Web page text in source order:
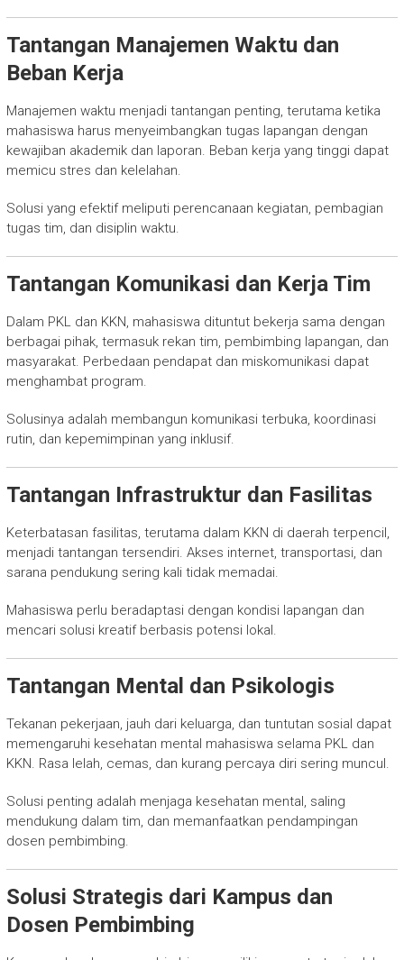
Tantangan Manajemen Waktu dan
Beban Kerja
Manajemen waktu menjadi tantangan penting, terutama ketika
mahasiswa harus menyeimbangkan tugas lapangan dengan
kewajiban akademik dan laporan. Beban kerja yang tinggi dapat
memicu stres dan kelelahan.
Solusi yang efektif meliputi perencanaan kegiatan, pembagian
tugas tim, dan disiplin waktu.
Tantangan Komunikasi dan Kerja Tim
Dalam PKL dan KKN, mahasiswa dituntut bekerja sama dengan
berbagai pihak, termasuk rekan tim, pembimbing lapangan, dan
masyarakat. Perbedaan pendapat dan miskomunikasi dapat
menghambat program.
Solusinya adalah membangun komunikasi terbuka, koordinasi
rutin, dan kepemimpinan yang inklusif.
Tantangan Infrastruktur dan Fasilitas
Keterbatasan fasilitas, terutama dalam KKN di daerah terpencil,
menjadi tantangan tersendiri. Akses internet, transportasi, dan
sarana pendukung sering kali tidak memadai.
Mahasiswa perlu beradaptasi dengan kondisi lapangan dan
mencari solusi kreatif berbasis potensi lokal.
Tantangan Mental dan Psikologis
Tekanan pekerjaan, jauh dari keluarga, dan tuntutan sosial dapat
memengaruhi kesehatan mental mahasiswa selama PKL dan
KKN. Rasa lelah, cemas, dan kurang percaya diri sering muncul.
Solusi penting adalah menjaga kesehatan mental, saling
mendukung dalam tim, dan memanfaatkan pendampingan
dosen pembimbing.
Solusi Strategis dari Kampus dan
Dosen Pembimbing